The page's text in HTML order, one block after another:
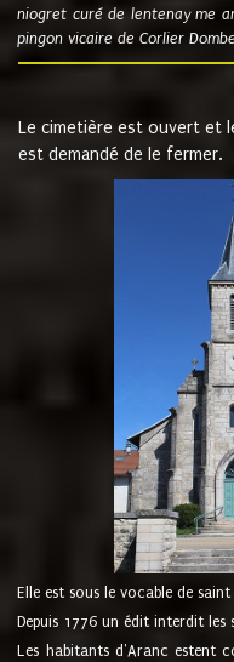
niogret curé de lentenay me
pingon vicaire de Corlier Dombe
Le cimetière est ouvert et
est demandé de le fermer.
Elle est sous le vocable de saint
Depuis 1776 un édit interdit les
Les habitants d'Aranc estent